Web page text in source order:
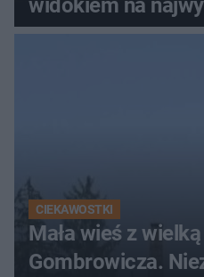
widokiem na
Świętokrzyskich
CIEKAWOSTKI
Mała wieś z
Gombrowicza.